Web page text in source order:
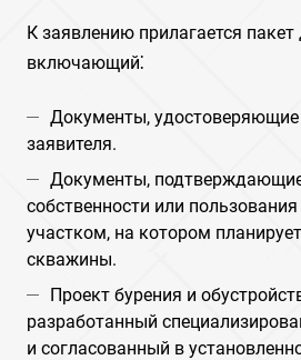
К заявлению прилагается
включающий⁚
Документы, удостоверяющие
заявителя.
Документы,
собственности или
участком, на котором
скважины.
Проект бурения и
разработанный
и согласованный в